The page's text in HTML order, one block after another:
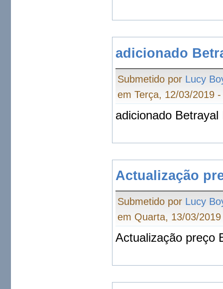
adicionado
Submetido por Lucy
em Terça, 12/03/2019
adicionado Betrayal
Actualização
Submetido por Lucy
em Quarta, 13/03/
Actualização preço